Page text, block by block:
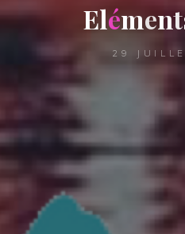
Elément
29